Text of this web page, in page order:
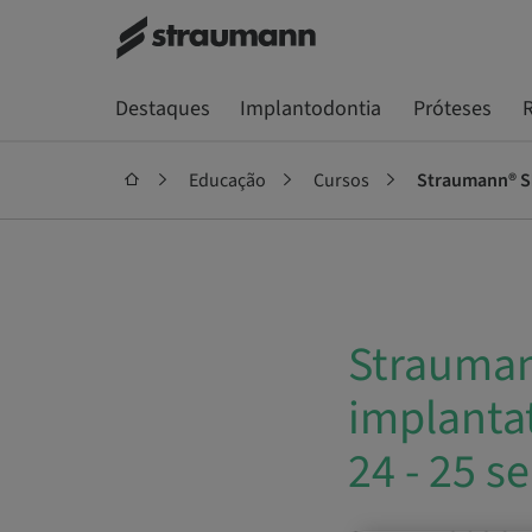
Destaques Implantodontia Próteses
Educação Cursos
24 - 25